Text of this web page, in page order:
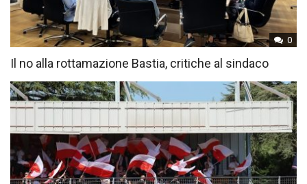
0
Il no alla rottamazione Bastia, critiche al sindaco